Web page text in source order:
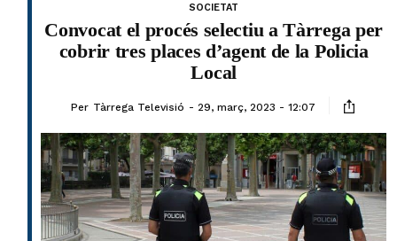
SOCIETAT
Convocat el procés selectiu a Tàrrega per
cobrir tres places d’agent de la Policia
Local
Per Tàrrega Televisió 29, març, 2023 - 12:07